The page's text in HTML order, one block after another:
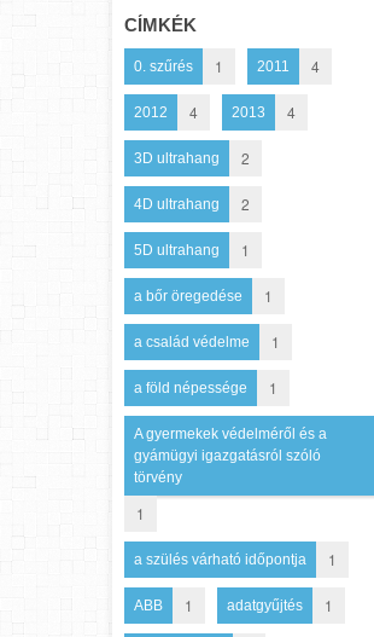
CÍMKÉK
0. szűrés 1 2011 4
2012 4 2013 4
3D ultrahang 2
4D ultrahang 2
5D ultrahang 1
a bőr öregedése 1
a család védelme 1
a föld népessége 1
A gyermekek védelméről és a
gyámügyi igazgatásról szóló
törvény
1
a szülés várható időpontja 1
ABB 1 adatgyűjtés 1